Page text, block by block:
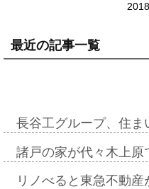
最近の記事一覧
長谷工グループ、住
諸戸の家が代々木上
リノべると東急不動